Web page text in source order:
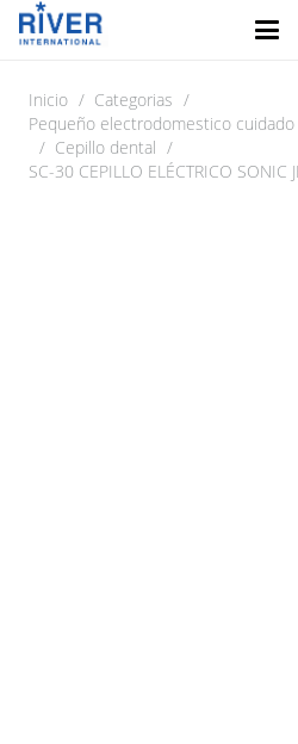
Inicio / Categorias /
Pequeño electrodomestico
/ Cepillo dental /
SC-30 CEPILLO ELÉCTRICO SONIC